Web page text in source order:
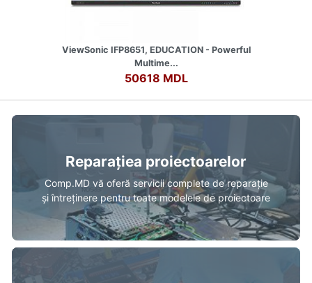
ViewSonic IFP8651, EDUCATION - Powerful
Multime...
50618 MDL
Reparațiea proiectoarelor
Comp.MD vă oferă servicii complete de reparație
și întreținere pentru toate modelele de proiectoare